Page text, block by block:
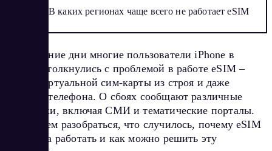
В каких регионах чаще всего не работает eSIM
В последние дни многие пользователи iPhone в
России столкнулись с проблемой в работе eSIM –
выход виртуальной сим-карты из строя и даже
поломка телефона. О сбоях сообщают различные
источники, включая СМИ и тематические порталы.
Попробуем разобраться, что случилось, почему eSIM
перестала работать и как можно решить эту